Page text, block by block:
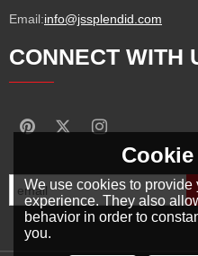
Email:info@jssplendid.com
CONNECT WITH
We use cookies to
experience. They also
behavior in order to
you.